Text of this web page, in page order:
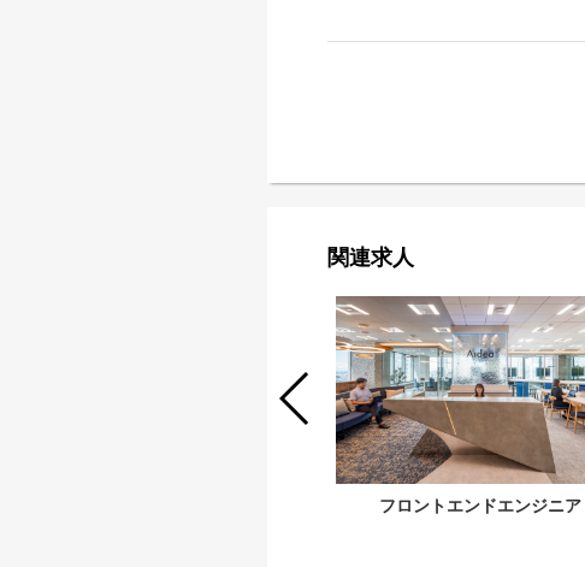
関連求人
フロントエンドエンジニア